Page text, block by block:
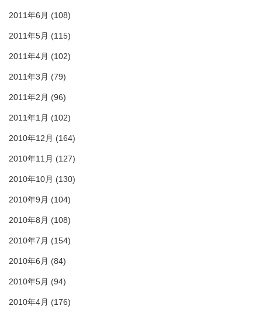
2011年6月 (108)
2011年5月 (115)
2011年4月 (102)
2011年3月 (79)
2011年2月 (96)
2011年1月 (102)
2010年12月 (164)
2010年11月 (127)
2010年10月 (130)
2010年9月 (104)
2010年8月 (108)
2010年7月 (154)
2010年6月 (84)
2010年5月 (94)
2010年4月 (176)